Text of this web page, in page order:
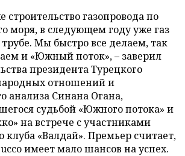
газопровода по
моря, в следующем году уже газ
Мы быстро все делаем, так
и «Южный поток»,– заверил
президента Турецкого
отношений и
анализа Синана Огана,
судьбой «Южного потока» и
на встрече с участниками
клуба «Валдай». Премьер считает,
имеет мало шансов на успех.